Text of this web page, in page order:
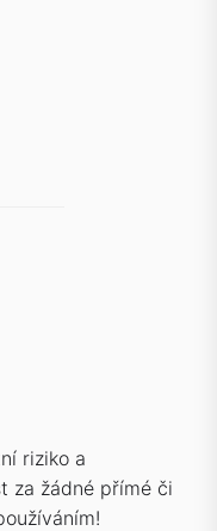
riziko a
za žádné přímé či